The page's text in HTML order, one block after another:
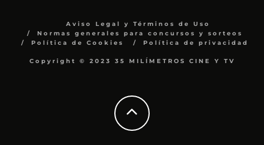
Aviso Legal y Términos de Uso
Normas generales para concursos y sorteos
Política de Cookies
Política de privacidad
Copyright © 2023 35 MILÍMETROS CINE Y TV